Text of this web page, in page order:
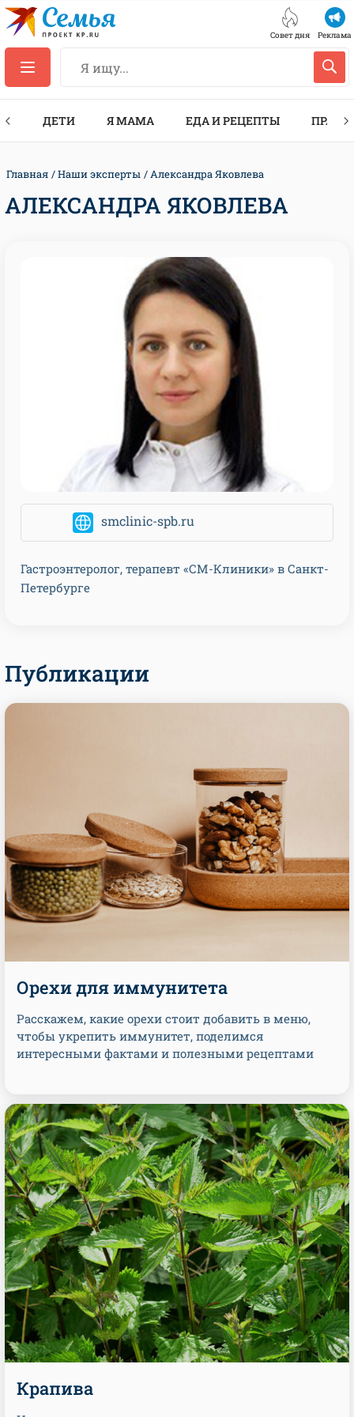
Совет дня Реклама
ДЕТИ Я МАМА ЕДА И РЕЦЕПТЫ
Главная Наши эксперты Александра Яковлева
АЛЕКСАНДРА ЯКОВЛЕВА
smclinic-spb.ru
Гастроэнтеролог, терапевт «СМ-Клиники» в Санкт-
Петербурге
Публикации
Орехи для иммунитета
Расскажем, какие орехи стоит добавить в меню,
чтобы укрепить иммунитет, поделимся
интересными фактами и полезными рецептами
Крапива